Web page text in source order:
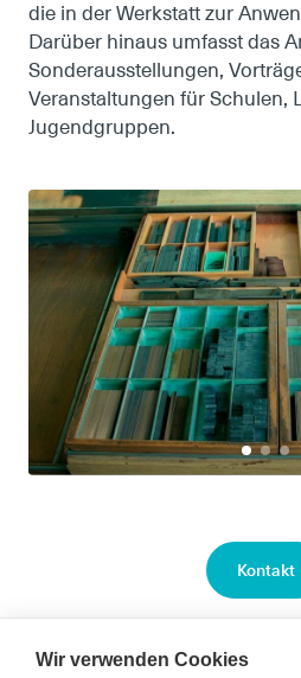
die in der Werkstatt zur
Darüber hinaus umfasst das
Sonderausstellungen,
Veranstaltungen für Schulen,
Jugendgruppen.
Kontakt
Wir verwenden Cookies